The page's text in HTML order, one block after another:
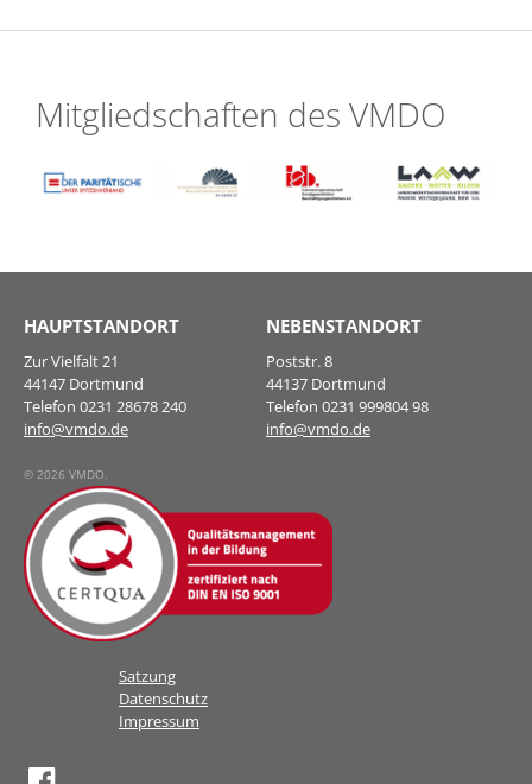
Mitgliedschaften des VMDO
HAUPTSTANDORT
Zur Vielfalt 21
44147 Dortmund
Telefon 0231 28678 240
info@vmdo.de
NEBENSTANDORT
Poststr. 8
44137 Dortmund
Telefon 0231 999804 98
info@vmdo.de
© 2026 VMDO.
Satzung
Datenschutz
Impressum